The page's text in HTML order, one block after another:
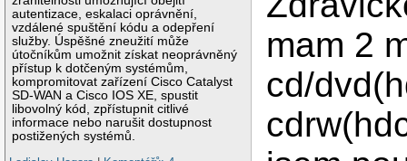
autentizace, eskalaci oprávnění,
vzdálené spuštění kódu a odepření
služby. Úspěšné zneužití může
útočníkům umožnit získat neoprávněný
přístup k dotčeným systémům,
kompromitovat zařízení Cisco Catalyst
SD-WAN a Cisco IOS XE, spustit
libovolný kód, zpřístupnit citlivé
informace nebo narušit dostupnost
postižených systémů.
mam 2
cd/